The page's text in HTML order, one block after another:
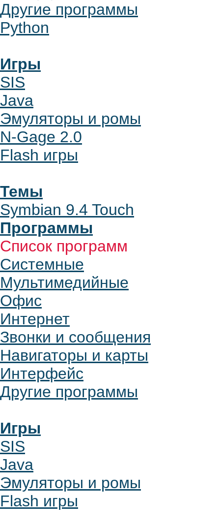
Другие программы
Python
Игры
SIS
Java
Эмуляторы и ромы
N-Gage 2.0
Flash игры
Темы
Symbian 9.4 Touch
Программы
Список программ
Системные
Мультимедийные
Офис
Интернет
Звонки и сообщения
Навигаторы и карты
Интерфейс
Другие программы
Игры
SIS
Java
Эмуляторы и ромы
Flash игры